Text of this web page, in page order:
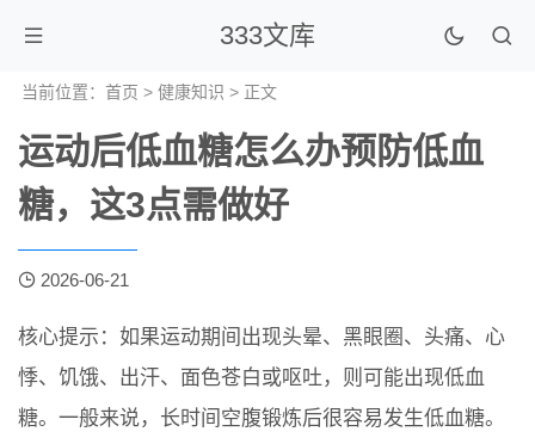
333文库
当前位置： 首页 > 健康知识 > 正文
运动后低血糖怎么办预防低血
糖，这3点需做好
2026-06-21
核心提示：如果运动期间出现头晕、黑眼圈、头痛、心
悸、饥饿、出汗、面色苍白或呕吐，则可能出现低血
糖。一般来说，长时间空腹锻炼后很容易发生低血糖。